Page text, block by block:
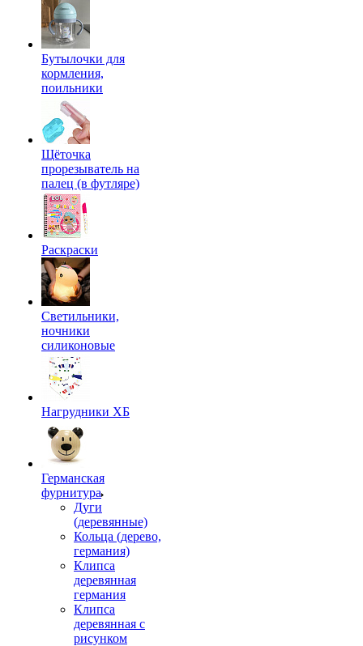
Бутылочки для
кормления,
поильники
Щёточка
прорезыватель на
палец (в футляре)
Раскраски
Светильники,
ночники
силиконовые
Нагрудники ХБ
Германская
фурнитура
Дуги
(деревянные)
Кольца (дерево,
германия)
Клипса
деревянная
германия
Клипса
деревянная с
рисунком